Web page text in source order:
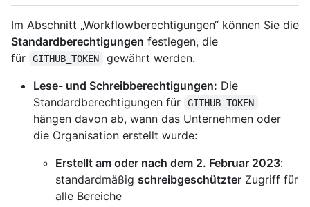
Im Abschnitt „Workflowberechtigungen“ können Sie die
Standardberechtigungen festlegen, die
für
GITHUB_TOKEN
gewährt werden.
Lese- und Schreibberechtigungen: Die
Standardberechtigungen für
GITHUB_TOKEN
hängen davon ab, wann das Unternehmen oder
die Organisation erstellt wurde:
Erstellt am oder nach dem 2. Februar 2023:
standardmäßig schreibgeschützter Zugriff für
alle Bereiche